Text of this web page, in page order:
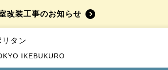
改装工事のお知らせ
タン
IKEBUKURO